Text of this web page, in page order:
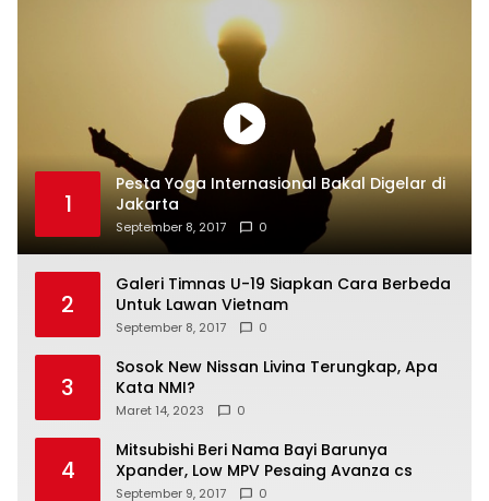
1
Pesta Yoga Internasional Bakal Digelar di
Jakarta
September 8, 2017 0
2
Galeri Timnas U-19 Siapkan Cara Berbeda
Untuk Lawan Vietnam
September 8, 2017 0
3
Sosok New Nissan Livina Terungkap, Apa
Kata NMI?
Maret 14, 2023 0
4
Mitsubishi Beri Nama Bayi Barunya
Xpander, Low MPV Pesaing Avanza cs
September 9, 2017 0